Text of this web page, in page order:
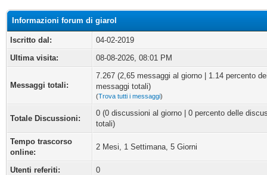
Informazioni forum di giarol
Iscritto dal:
04-02-2019
Ultima visita:
08-08-2026, 08:01 PM
Messaggi totali:
7.267 (2,65 messaggi al giorno | 1.14 percento
messaggi totali)
(Trova tutti i messaggi)
Totale Discussioni:
0 (0 discussioni al giorno | 0 percento delle
totali)
Tempo trascorso
online:
2 Mesi, 1 Settimana, 5 Giorni
Utenti referiti: 0